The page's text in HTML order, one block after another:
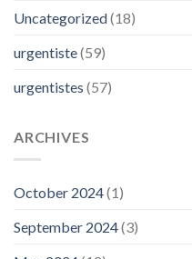
Uncategorized(18)
urgentiste(59)
urgentistes (57)
ARCHIVES
October 2024(1)
September 2024(3)